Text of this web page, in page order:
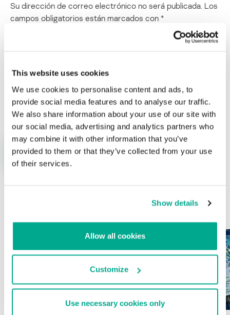
This website uses cookies
We use cookies to personalise content and ads, to
provide social media features and to analyse our traffic.
We also share information about your use of our site with
our social media, advertising and analytics partners who
may combine it with other information that you’ve
provided to them or that they’ve collected from your use
of their services.
Show details
Allow all cookies
Customize
Use necessary cookies only
Su dirección de correo electrónico no será publicada. Los
campos obligatorios están marcados con *
Nombre* Correo electrónico*
ÚLTIMAS PUBLICACIONES